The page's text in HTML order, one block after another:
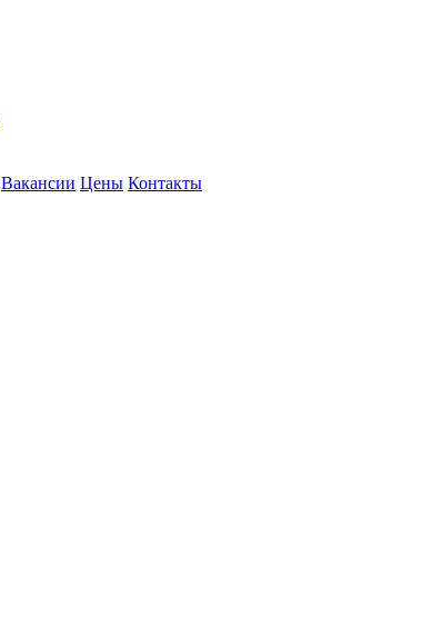
Вакансии Цены Контакты